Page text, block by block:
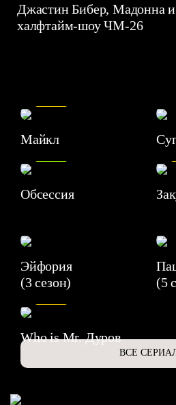
Джастин Бибер, Мадонна
халфтайм-шоу ЧМ-26
Майкл
Обсессия
Эйфория
(3 сезон)
(5
Who is Mr. Дуров
ВСЕ